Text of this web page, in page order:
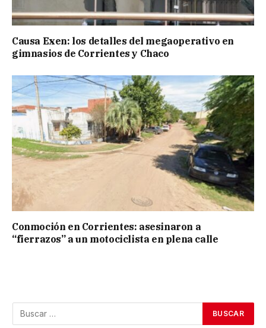
Causa Exen: los detalles del megaoperativo en
gimnasios de Corrientes y Chaco
Conmoción en Corrientes: asesinaron a
“fierrazos” a un motociclista en plena calle